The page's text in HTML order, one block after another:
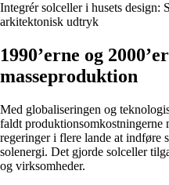
Integrér solceller i husets design:
arkitektonisk udtryk
1990’erne og
masseproduktion
Med globaliseringen og
faldt produktionsomkostningerne
regeringer i flere lande at indføre
solenergi. Det gjorde solceller
og virksomheder.